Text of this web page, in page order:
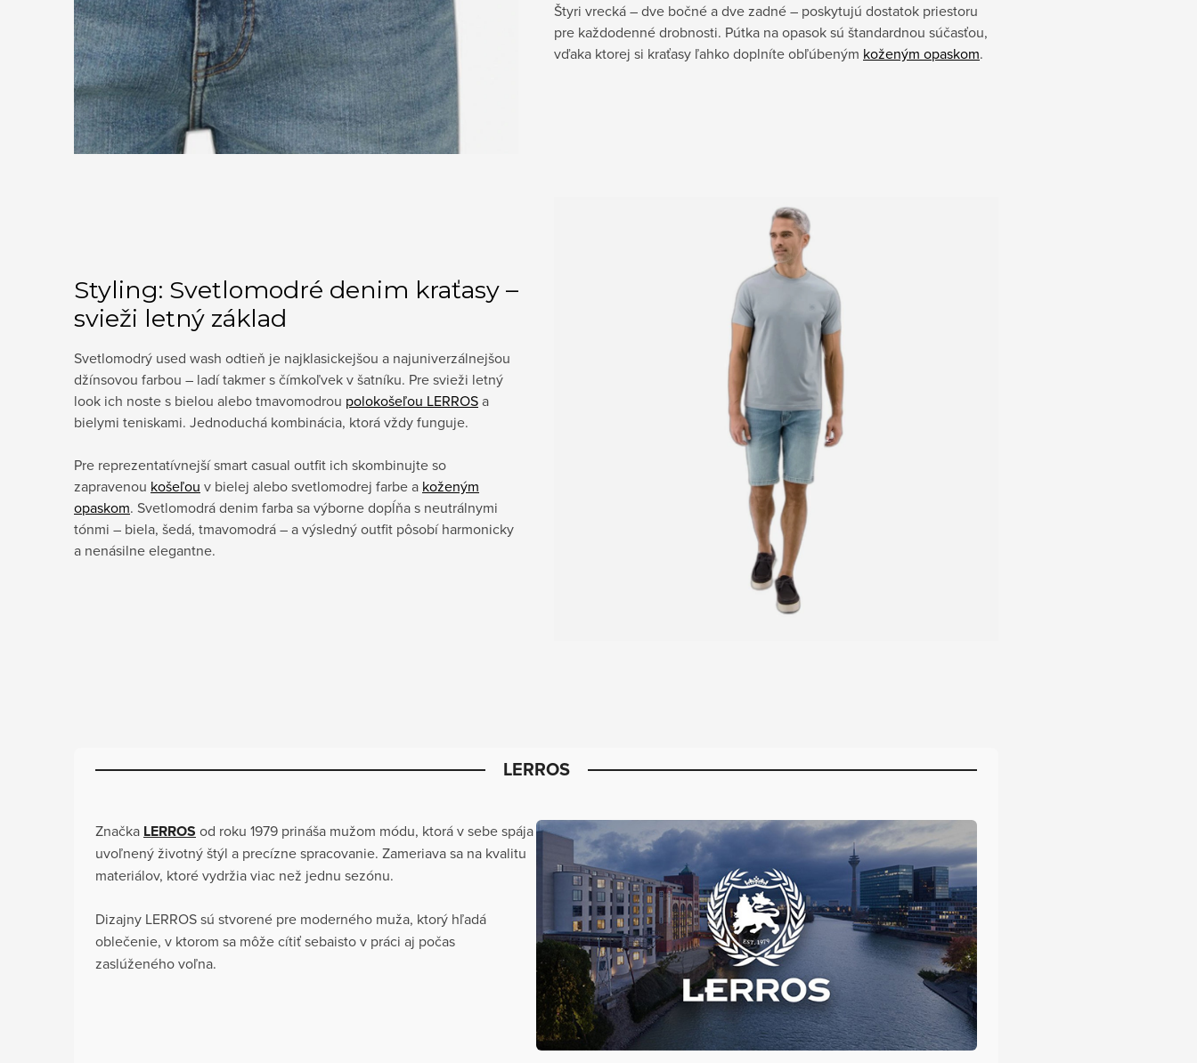
Štyri vrecká – dve bočné a dve zadné – poskytujú dostatok priestoru
pre každodenné drobnosti. Pútka na opasok sú štandardnou súčasťou,
vďaka ktorej si kraťasy ľahko doplníte obľúbeným koženým opaskom.
Styling: Svetlomodré denim kraťasy –
svieži letný základ
Svetlomodrý used wash odtieň je najklasickejšou a najuniverzálnejšou
džínsovou farbou – ladí takmer s čímkoľvek v šatníku. Pre svieži letný
look ich noste s bielou alebo tmavomodrou polokošeľou LERROSa
bielymi teniskami. Jednoduchá kombinácia, ktorá vždy funguje.
Pre reprezentatívnejší smart casual outfit ich skombinujte so
zapravenou košeľou v bielej alebo svetlomodrej farbe a koženým
opaskom. Svetlomodrá denim farba sa výborne dopĺňa s neutrálnymi
tónmi – biela, šedá, tmavomodrá – a výsledný outfit pôsobí harmonicky
a nenásilne elegantne.
LERROS
Značka LERROS od roku 1979 prináša mužom módu, ktorá v sebe spája
uvoľnený životný štýl a precízne spracovanie. Zameriava sa na kvalitu
materiálov, ktoré vydržia viac než jednu sezónu.
Dizajny LERROS sú stvorené pre moderného muža, ktorý hľadá
oblečenie, v ktorom sa môže cítiť sebaisto v práci aj počas
zaslúženého voľna.